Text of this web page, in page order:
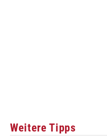
Weitere Tipps